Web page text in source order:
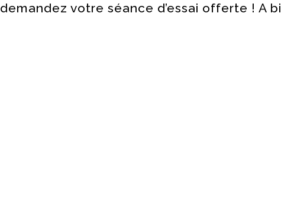
demandez votre séance d’essai offerte ! A